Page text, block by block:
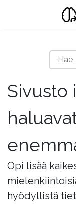
Sivusto
Opi lisää
hyödyllistä